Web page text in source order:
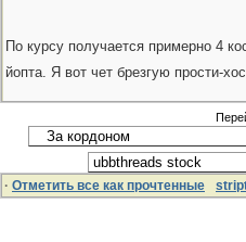
По курсу получается примерно 4
йопта. Я вот чет брезгую прости-
· Отметить все как прочтенные